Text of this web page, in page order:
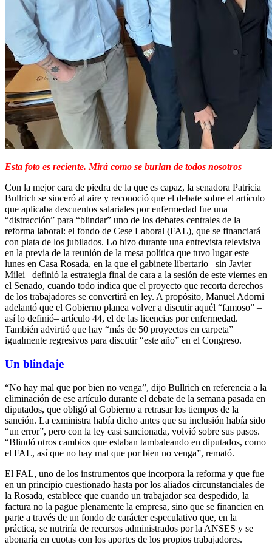
Esta foto es reciente. Mirá como se burlan de todos nosotros
Con la mejor cara de piedra de la que es capaz, la senadora Patricia
Bullrich se sinceró al aire y reconoció que el debate sobre el artículo
que aplicaba descuentos salariales por enfermedad fue una
“distracción” para “blindar” uno de los debates centrales de la
reforma laboral: el fondo de Cese Laboral (FAL), que se financiará
con plata de los jubilados. Lo hizo durante una entrevista televisiva
en la previa de la reunión de la mesa política que tuvo lugar este
lunes en Casa Rosada, en la que el gabinete libertario –sin Javier
Milei– definió la estrategia final de cara a la sesión de este viernes en
el Senado, cuando todo indica que el proyecto que recorta derechos
de los trabajadores se convertirá en ley. A propósito, Manuel Adorni
adelantó que el Gobierno planea volver a discutir aquél “famoso” –
así lo definió– artículo 44, el de las licencias por enfermedad.
También advirtió que hay “más de 50 proyectos en carpeta”
igualmente regresivos para discutir “este año” en el Congreso.
Un blindaje
“No hay mal que por bien no venga”, dijo Bullrich en referencia a la
eliminación de ese artículo durante el debate de la semana pasada en
diputados, que obligó al Gobierno a retrasar los tiempos de la
sanción. La exministra había dicho antes que su inclusión había sido
“un error”, pero con la ley casi sancionada, volvió sobre sus pasos.
“Blindó otros cambios que estaban tambaleando en diputados, como
el FAL, así que no hay mal que por bien no venga”, remató.
El FAL, uno de los instrumentos que incorpora la reforma y que fue
en un principio cuestionado hasta por los aliados circunstanciales de
la Rosada, establece que cuando un trabajador sea despedido, la
factura no la pague plenamente la empresa, sino que se financien en
parte a través de un fondo de carácter especulativo que, en la
práctica, se nutriría de recursos administrados por la ANSES y se
abonaría en cuotas con los aportes de los propios trabajadores.